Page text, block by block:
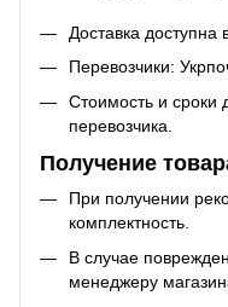
Доставка доступна
Перевозчики:
Стоимость и сроки
перевозчика.
Получение
При получении
комплектность.
В случае
менеджеру